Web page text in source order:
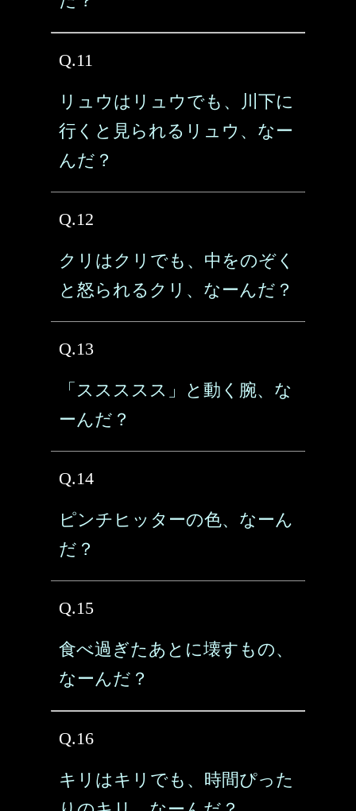
Q.11
リュウはリュウでも、川下に
行くと見られるリュウ、なー
んだ？
Q.12
クリはクリでも、中をのぞく
と怒られるクリ、なーんだ？
Q.13
「ススススス」と動く腕、な
ーんだ？
Q.14
ピンチヒッターの色、なーん
だ？
Q.15
食べ過ぎたあとに壊すもの、
なーんだ？
Q.16
キリはキリでも、時間ぴった